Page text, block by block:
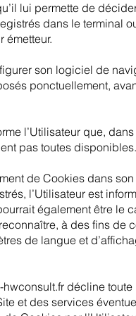
lui permette de
dans le terminal
émetteur.
son logiciel de
ponctuellement,
l’Utilisateur que,
pas toutes disponibles.
de Cookies dans
l’Utilisateur est
également être le
à des fins
de langue et
hwconsult.fr décline
et des services